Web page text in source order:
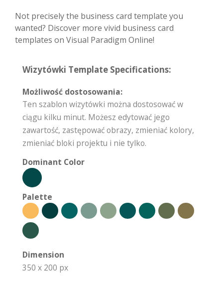
Not precisely the business card template you
wanted? Discover more vivid business card
templates on Visual Paradigm Online!
Wizytówki Template Specifications:
Możliwość dostosowania:
Ten szablon wizytówki można dostosować w
ciągu kilku minut. Możesz edytować jego
zawartość, zastępować obrazy, zmieniać kolory,
zmieniać bloki projektu i nie tylko.
Dominant Color
Palette
Dimension
350 x 200 px